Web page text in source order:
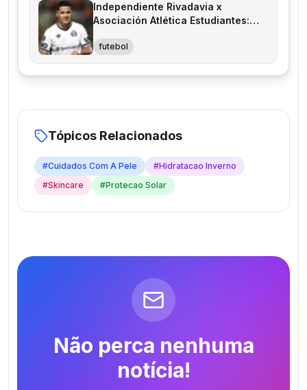
Independiente Rivadavia x
Asociación Atlética Estudiantes:
futebol
Tópicos Relacionados
#Cuidados Com A Pele #Hidratacao Inverno
#Skincare #Protecao Solar
Não perca nenhuma
notícia!